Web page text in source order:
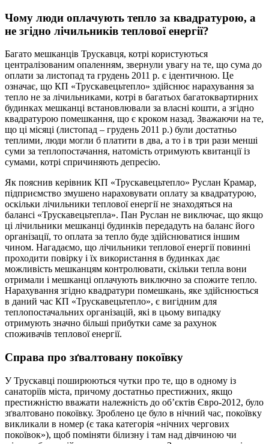
Чому люди оплачують тепло за квадратурою, а
не згідно лічильників теплової енергії?
Багато мешканців Трускавця, котрі користуються
централізованим опаленням, звернули увагу на те, що сума до
оплати за листопад та грудень 2011 р. є ідентичною. Це
означає, що КП «Трускавецьтепло» здійснює нарахування за
тепло не за лічильниками, котрі в багатьох багатоквартирних
будинках мешканці встановлювали за власні кошти, а згідно
квадратурою помешкання, що є кроком назад. Зважаючи на те,
що ці місяці (листопад – грудень 2011 р.) були достатньо
теплими, люди могли б платити в два, а то і в три рази менші
суми за теплопостачання, натомість отримують квитанції із
сумами, котрі спричиняють депресію.
Як пояснив керівник КП «Трускавецьтепло» Руслан Крамар,
підприємство змушено нараховувати оплату за квадратурою,
оскільки лічильники теплової енергії не знаходяться на
балансі «Трускавецьтепла». Пан Руслан не виключає, що якщо
ці лічильники мешканці будинків передадуть на баланс його
організації, то оплата за тепло буде здійснюватися іншим
чином. Нагадаємо, що лічильники теплової енергії повинні
проходити повірку і їх використання в будинках дає
можливість мешканцям контролювати, скільки тепла вони
отримали і мешканці оплачують виключно за спожите тепло.
Нарахування згідно квадратури помешкань, яке здійснюється
в даний час КП «Трускавецьтепло», є вигідним для
теплопостачальних організацій, які в цьому випадку
отримують значно більші прибутки саме за рахунок
споживачів теплової енергії.
Справа про зґвалтовану покоївку
У Трускавці поширюються чутки про те, що в одному із
санаторіїв міста, причому достатньо престижних, якщо
престижністю вважати належність до об’єктів Євро-2012, було
зґвалтовано покоївку. Зроблено це було в нічний час, покоївку
викликали в номер (є така категорія «нічних чергових
покоївок»), щоб поміняти білизну і там над дівчиною чи